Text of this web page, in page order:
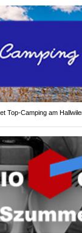
Top-Camping am